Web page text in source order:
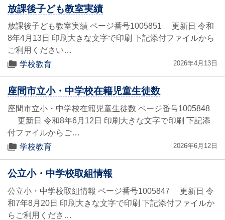
放課後子ども教室実績
放課後子ども教室実績 ページ番号1005851 更新日 令和
8年4月13日 印刷大きな文字で印刷 下記添付ファイルから
ご利用ください…
学校教育
2026年4月13日
座間市立小・中学校在籍児童生徒数
座間市立小・中学校在籍児童生徒数 ページ番号1005848
更新日 令和8年6月12日 印刷大きな文字で印刷 下記添
付ファイルからご…
学校教育
2026年6月12日
公立小・中学校取組情報
公立小・中学校取組情報 ページ番号1005847 更新日 令
和7年8月20日 印刷大きな文字で印刷 下記添付ファイルか
らご利用くださ…